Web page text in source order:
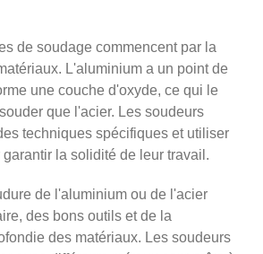
de soudage commencent par la
L'aluminium a un point de
une couche d'oxyde, ce qui le
que l'acier. Les soudeurs
techniques spécifiques et utiliser
garantir la solidité de leur travail.
de l'aluminium ou de l'acier
des bons outils et de la
des matériaux. Les soudeurs